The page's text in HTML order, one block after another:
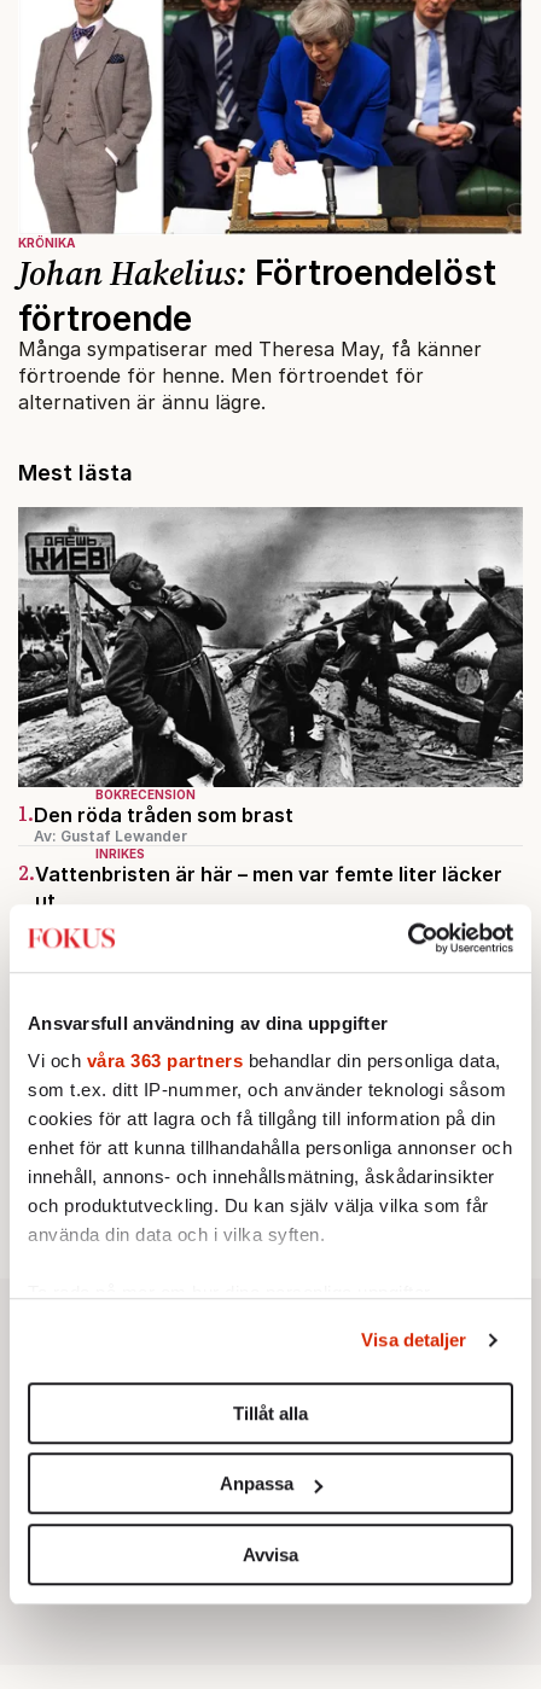
Ansvarsfull användning av dina uppgifter
Vi och våra 363 partners behandlar din personliga data,
som t.ex. ditt IP-nummer, och använder teknologi såsom
cookies för att lagra och få tillgång till information på din
enhet för att kunna tillhandahålla personliga annonser och
innehåll, annons- och innehållsmätning, åskådarinsikter
och produktutveckling. Du kan själv välja vilka som får
använda din data och i vilka syften.
Du kan ändra eller dra tillbaka ditt samtycke när som
helst från cookie-förklaringen.
Vi använder enhetsidentifierare för att anpassa innehållet
för sociala medier och analysera vår trafik. Vi
vidarebefordrar även sådana identifierare och annan
information från din enhet till de sociala medier och
annons- och analysföretag som vi samarbetar med.
Dessa kan i sin tur kombinera informationen med annan
Visa detaljer
Tillåt alla
Anpassa
Avvisa
KRÖNIKA
Johan Hakelius: Förtroendelöst
förtroende
Många sympatiserar med Theresa May, få känner
förtroende för henne. Men förtroendet för
alternativen är ännu lägre.
Mest lästa
BOKRECENSION
1.Den röda tråden som brast
Av: Gustaf Lewander
INRIKES
2.Vattenbristen är här – men var femte liter läcker
ut
KRÖNIKA
3.
DN-rubriken visar vad som sägs
4.Nina Lekander:På ”Kommunisthögskolan” drömde
alla om att vara arbetarklass
5.Frans Wachtmeister:Ja, AC är ett hot mot den
franska civilisationen
STICKET
6. Bitte Assarmo:
Sagan om den lågbegåvade
ursprungsbefolkningen i Filipstad